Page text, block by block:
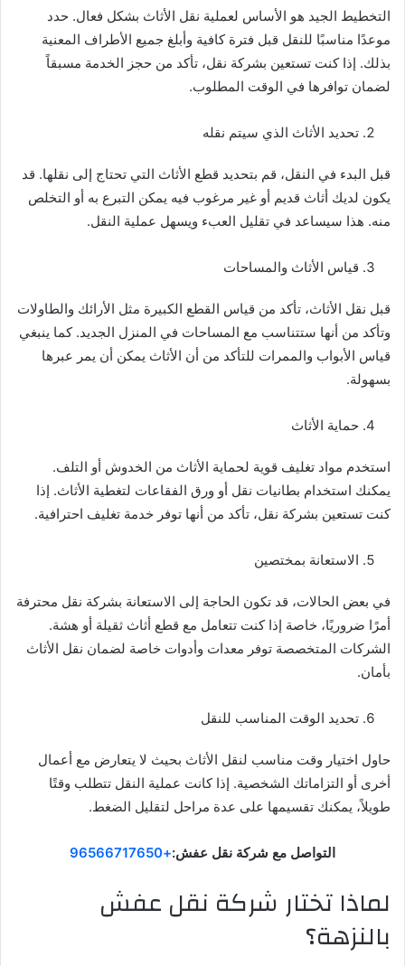
التخطيط الجيد هو الأساس لعملية نقل الأثاث بشكل فعال. حدد
موعدًا مناسبًا للنقل قبل فترة كافية وأبلغ جميع الأطراف المعنية
بذلك. إذا كنت تستعين بشركة نقل، تأكد من حجز الخدمة مسبقاً
لضمان توافرها في الوقت المطلوب.
تحديد الأثاث الذي سيتم نقله
قبل البدء في النقل، قم بتحديد قطع الأثاث التي تحتاج إلى نقلها. قد
يكون لديك أثاث قديم أو غير مرغوب فيه يمكن التبرع به أو التخلص
منه. هذا سيساعد في تقليل العبء ويسهل عملية النقل.
قياس الأثاث والمساحات
قبل نقل الأثاث، تأكد من قياس القطع الكبيرة مثل الأرائك والطاولات
وتأكد من أنها ستتناسب مع المساحات في المنزل الجديد. كما ينبغي
قياس الأبواب والممرات للتأكد من أن الأثاث يمكن أن يمر عبرها
بسهولة.
حماية الأثاث
استخدم مواد تغليف قوية لحماية الأثاث من الخدوش أو التلف.
يمكنك استخدام بطانيات نقل أو ورق الفقاعات لتغطية الأثاث. إذا
كنت تستعين بشركة نقل، تأكد من أنها توفر خدمة تغليف احترافية.
الاستعانة بمختصين
في بعض الحالات، قد تكون الحاجة إلى الاستعانة بشركة نقل محترفة
أمرًا ضروريًا، خاصة إذا كنت تتعامل مع قطع أثاث ثقيلة أو هشة.
الشركات المتخصصة توفر معدات وأدوات خاصة لضمان نقل الأثاث
بأمان.
تحديد الوقت المناسب للنقل
حاول اختيار وقت مناسب لنقل الأثاث بحيث لا يتعارض مع أعمال
أخرى أو التزاماتك الشخصية. إذا كانت عملية النقل تتطلب وقتًا
طويلاً، يمكنك تقسيمها على عدة مراحل لتقليل الضغط.
التواصل مع شركة نقل عفش:+96566717650
لماذا تختار شركة نقل عفش
بالنزهة؟